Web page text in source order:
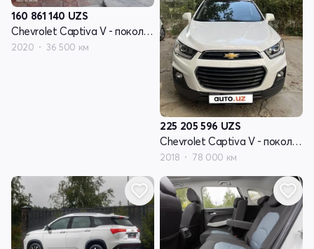
160 861 140 UZS
Chevrolet Captiva V - поколение
2020 36 500 км
225 205 596 UZS
Chevrolet Captiva V - поколение
2018 78 000 км